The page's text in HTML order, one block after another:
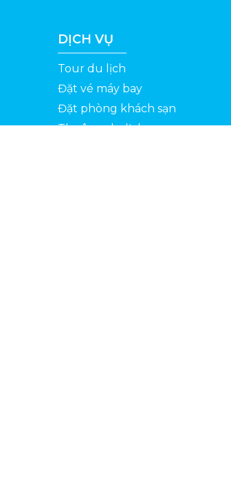
DỊCH VỤ
Tour du lịch
Đặt vé máy bay
Đặt phòng khách sạn
Thuê xe du lịch